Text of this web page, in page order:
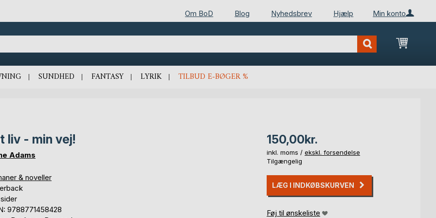
Min konto
Om BoD Blog Nyhedsbrev Hjælp
Min
SUNDHED FANTASY LYRIK TILBUD E-BØGER %
liv - min vej!
Adams
& noveller
9788771458428
150,00kr.
inkl. moms / ekskl. forsendelse
Tilgængelig
LÆG I INDKØBSKURVEN
Føj til ønskeliste